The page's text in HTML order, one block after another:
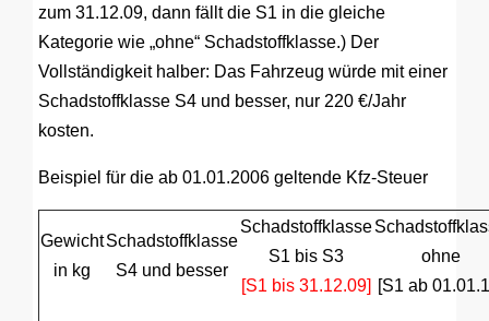
zum 31.12.09, dann fällt die S1 in die gleiche
Kategorie wie „ohne“ Schadstoffklasse.) Der
Vollständigkeit halber: Das Fahrzeug würde mit einer
Schadstoffklasse S4 und besser, nur 220 €/Jahr
kosten.
Beispiel für die ab 01.01.2006 geltende Kfz-Steuer
Gewicht
in kg
Schadstoffklasse
S4 und besser
Schadstoffklasse
S1 bis S3
[S1 bis 31.12.09]
ohne
[S1 ab